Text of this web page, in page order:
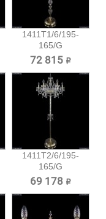
1411T1/6/195-
165/G
Хрустальный
72 815 ₽
1411T2/6/195-
165/G
Хрустальный
69 178 ₽